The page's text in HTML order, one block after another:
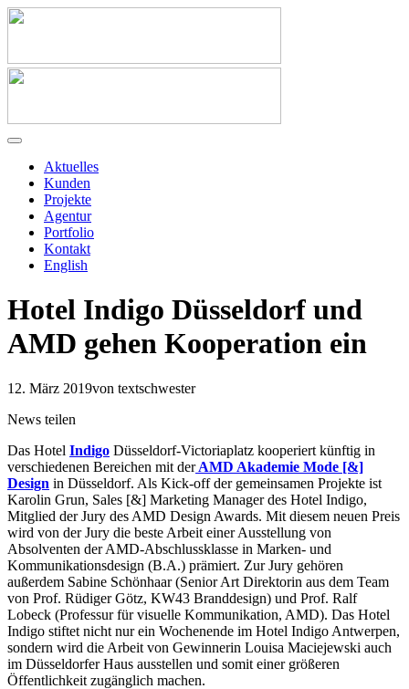
Aktuelles
Kunden
Projekte
Agentur
Portfolio
Kontakt
English
Hotel Indigo Düsseldorf und
AMD gehen Kooperation ein
12. März 2019von textschwester
News teilen
Das Hotel Indigo Düsseldorf-Victoriaplatz kooperiert künftig in
verschiedenen Bereichen mit derAMD Akademie Mode [&]
Design in Düsseldorf. Als Kick-off der gemeinsamen Projekte ist
Karolin Grun, Sales [&] Marketing Manager des Hotel Indigo,
Mitglied der Jury des AMD Design Awards. Mit diesem neuen Preis
wird von der Jury die beste Arbeit einer Ausstellung von
Absolventen der AMD-Abschlussklasse in Marken- und
Kommunikationsdesign (B.A.) prämiert. Zur Jury gehören
außerdem Sabine Schönhaar (Senior Art Direktorin aus dem Team
von Prof. Rüdiger Götz, KW43 Branddesign) und Prof. Ralf
Lobeck (Professur für visuelle Kommunikation, AMD). Das Hotel
Indigo stiftet nicht nur ein Wochenende im Hotel Indigo Antwerpen,
sondern wird die Arbeit von Gewinnerin Louisa Maciejewski auch
im Düsseldorfer Haus ausstellen und somit einer größeren
Öffentlichkeit zugänglich machen.